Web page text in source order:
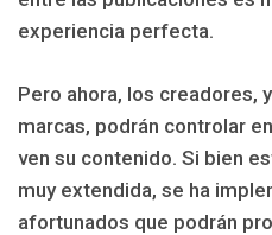
experiencia perfecta.
Pero ahora, los creadores,
marcas, podrán controlar
ven su contenido. Si bien
muy extendida, se ha
afortunados que podrán